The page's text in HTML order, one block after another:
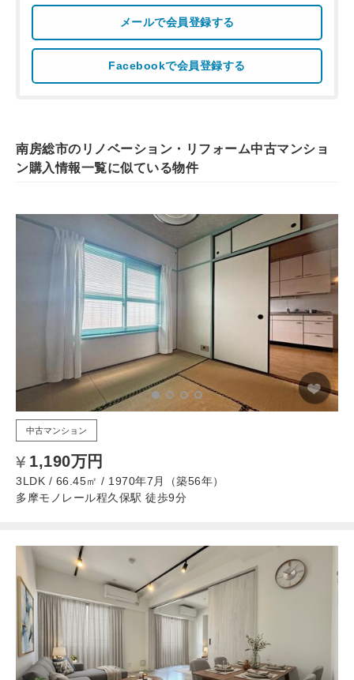
メールで会員登録する
Facebookで会員登録する
南房総市のリノベーション・リフォーム中古マンショ
ン購入情報一覧に似ている物件
中古マンション
1,190万円
3LDK / 66.45㎡ / 1970年7月（築56年）
多摩モノレール程久保駅 徒歩9分